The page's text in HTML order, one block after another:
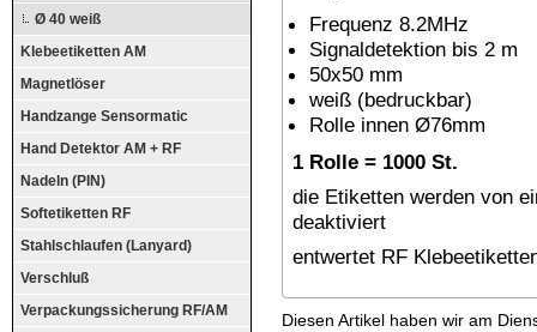
Ø 40 weiß
Klebeetiketten AM
Magnetlöser
Handzange Sensormatic
Hand Detektor AM + RF
Nadeln (PIN)
Softetiketten RF
Stahlschlaufen (Lanyard)
Verschluß
Verpackungssicherung RF/AM
Frequenz 8.2MHz
Signaldetektion bis 2 m
50x50 mm
weiß (bedruckbar)
Rolle innen Ø76mm
1 Rolle = 1000 St.
die Etiketten werden von
deaktiviert
entwertet RF
Diesen Artikel haben wir am